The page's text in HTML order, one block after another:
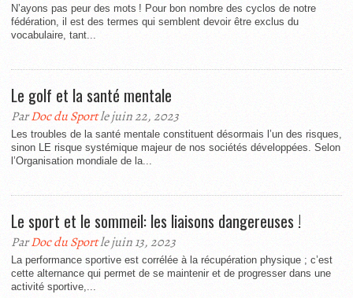
N’ayons pas peur des mots ! Pour bon nombre des cyclos de notre
fédération, il est des termes qui semblent devoir être exclus du
vocabulaire, tant...
Le golf et la santé mentale
ParDoc du Sportle juin 22, 2023
Les troubles de la santé mentale constituent désormais l’un des risques,
sinon LE risque systémique majeur de nos sociétés développées. Selon
l’Organisation mondiale de la...
Le sport et le sommeil: les liaisons dangereuses !
ParDoc du Sportle juin 13, 2023
La performance sportive est corrélée à la récupération physique ; c’est
cette alternance qui permet de se maintenir et de progresser dans une
activité sportive,...